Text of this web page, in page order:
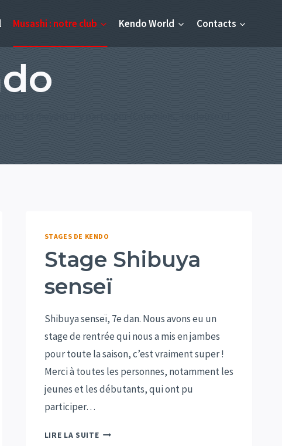
Musashi : notre club Kendo World Contacts
STAGES DE KENDO
Stage Shibuya
senseï
Shibuya senseï, 7e dan. Nous avons eu un
stage de rentrée qui nous a mis en jambes
pour toute la saison, c’est vraiment super !
Merci à toutes les personnes, notamment les
jeunes et les débutants, qui ont pu
participer…
LIRE LA SUITESTAGE